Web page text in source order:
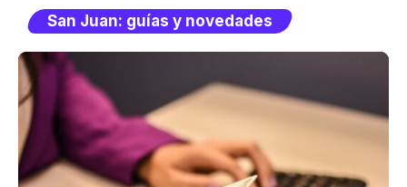
San Juan: guías y novedades